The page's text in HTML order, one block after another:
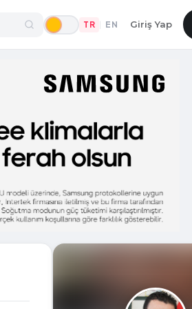
TR EN Giriş Yap